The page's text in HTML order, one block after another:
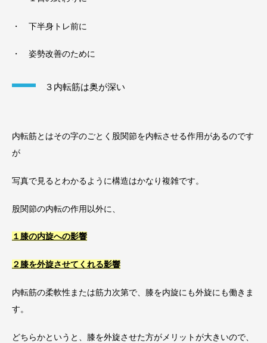
・ 下半身トレ前に
・ 姿勢改善のために
３内転筋は奥が深い
内転筋とはその字のごとく股関節を内転させる作用があるのです
が
写真で見るとわかるように構造はかなり複雑です。
股関節の内転の作用以外に、
１膝の内旋への影響
２膝を外旋させてくれる影響
内転筋の柔軟性または筋力次第で、膝を内旋にも外旋にも働きま
す。
どちらかというと、膝を外旋させた方がメリットが大きいので、